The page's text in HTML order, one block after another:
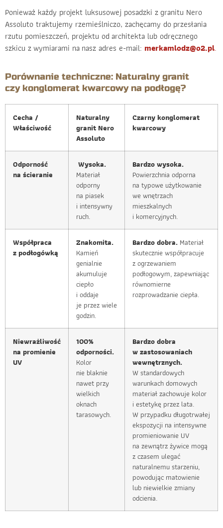
Ponieważ każdy projekt luksusowej posadzki z granitu Nero
Assoluto traktujemy rzemieślniczo, zachęcamy do przesłania
rzutu pomieszczeń, projektu od architekta lub odręcznego
szkicu z wymiarami na nasz adres e-mail: merkamlodz@o2.pl.
Porównanie techniczne: Naturalny granit
czy konglomerat kwarcowy na podłogę?
Cecha /
Właściwość
Naturalny
granit Nero
Assoluto
Czarny konglomerat
kwarcowy
Odporność
na ścieranie
Wysoka.
Materiał
odporny
na piasek
i intensywny
ruch.
Bardzo wysoka.
Powierzchnia odporna
na typowe użytkowanie
we wnętrzach
mieszkalnych
i komercyjnych.
Współpraca
z podłogówką
Znakomita.
Kamień
genialnie
akumuluje
ciepło
i oddaje
je przez wiele
godzin.
Bardzo dobra. Materiał
skutecznie współpracuje
z ogrzewaniem
podłogowym, zapewniając
równomierne
rozprowadzanie ciepła.
Niewrażliwość
na promienie
UV
100%
odporności.
Kolor
nie blaknie
nawet przy
wielkich
oknach
tarasowych.
Bardzo dobra
w zastosowaniach
wewnętrznych.
W standardowych
warunkach domowych
materiał zachowuje kolor
i estetykę przez lata.
W przypadku długotrwałej
ekspozycji na intensywne
promieniowanie UV
na zewnątrz żywice mogą
z czasem ulegać
naturalnemu starzeniu,
powodując matowienie
lub niewielkie zmiany
odcienia.